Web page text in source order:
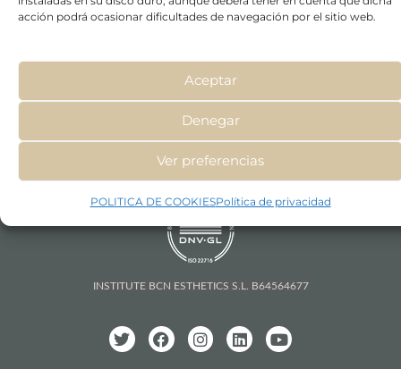
acción podrá ocasionar dificultades de navegación por el sitio web.
Aceptar
Denegar
Ver preferencias
POLITICA DE COOKIESPolítica de privacidad
INSTITUTE BCN ESTHETICS S.L. B64564677